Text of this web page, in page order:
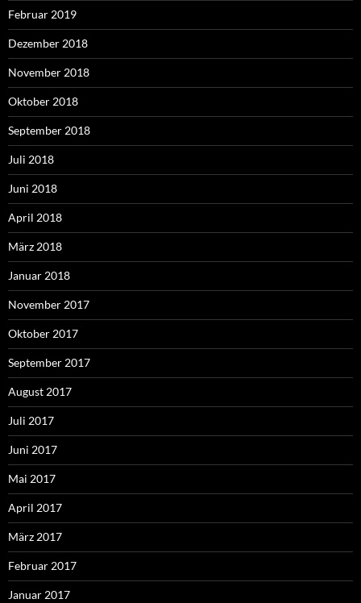
Februar 2019
Dezember 2018
November 2018
Oktober 2018
September 2018
Juli 2018
Juni 2018
April 2018
März 2018
Januar 2018
November 2017
Oktober 2017
September 2017
August 2017
Juli 2017
Juni 2017
Mai 2017
April 2017
März 2017
Februar 2017
Januar 2017